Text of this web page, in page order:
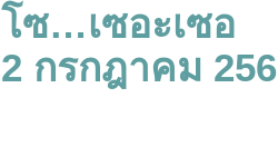
โซ…เซอะเซอ
2 กรกฎาคม